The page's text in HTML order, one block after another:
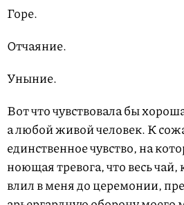
Горе.
Отчаяние.
Уныние.
Вот что чувствовала бы
а любой живой человек. К
единственное чувство, на
ноющая тревога, что весь
влил в меня до церемонии,